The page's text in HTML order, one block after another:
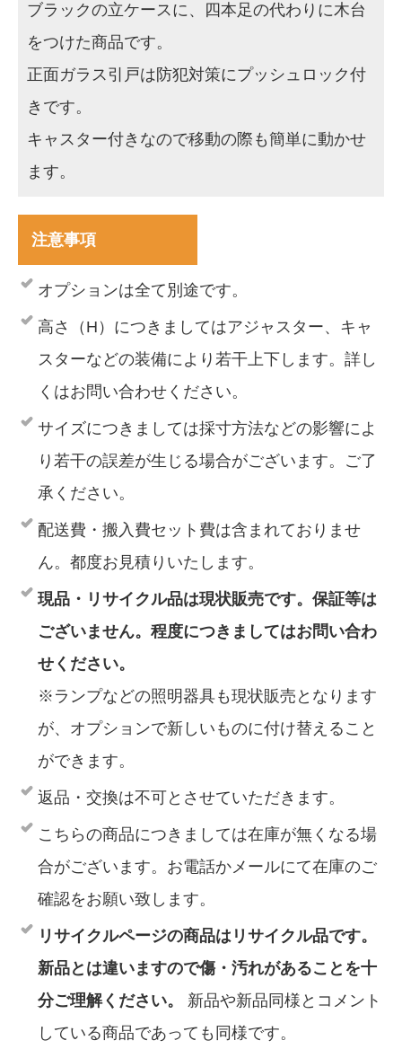
ブラックの立ケースに、四本足の代わりに木台
をつけた商品です。
正面ガラス引戸は防犯対策にプッシュロック付
きです。
キャスター付きなので移動の際も簡単に動かせ
ます。
注意事項
オプションは全て別途です。
高さ（H）につきましてはアジャスター、キャ
スターなどの装備により若干上下します。詳し
くはお問い合わせください。
サイズにつきましては採寸方法などの影響によ
り若干の誤差が生じる場合がございます。ご了
承ください。
配送費・搬入費セット費は含まれておりませ
ん。都度お見積りいたします。
現品・リサイクル品は現状販売です。保証等は
ございません。程度につきましてはお問い合わ
せください。
※ランプなどの照明器具も現状販売となります
が、オプションで新しいものに付け替えること
ができます。
返品・交換は不可とさせていただきます。
こちらの商品につきましては在庫が無くなる場
合がございます。お電話かメールにて在庫のご
確認をお願い致します。
リサイクルページの商品はリサイクル品です。
新品とは違いますので傷・汚れがあることを十
分ご理解ください。
新品や新品同様とコメント
している商品であっても同様です。